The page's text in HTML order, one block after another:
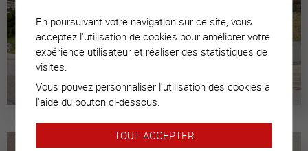
En poursuivant votre navigation sur ce site, vous
acceptez l'utilisation de cookies pour améliorer votre
expérience utilisateur et réaliser des statistiques de
visites.
Vous pouvez personnaliser l'utilisation des cookies à
l'aide du bouton ci-dessous.
TOUT ACCEPTER